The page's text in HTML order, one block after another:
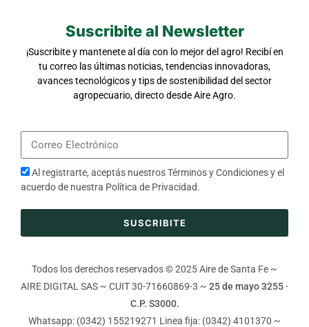
Suscribite al Newsletter
¡Suscribite y mantenete al día con lo mejor del agro! Recibí en
tu correo las últimas noticias, tendencias innovadoras,
avances tecnológicos y tips de sostenibilidad del sector
agropecuario, directo desde Aire Agro.
Al registrarte, aceptás nuestrosTérminos y Condicionesy el
acuerdo de nuestra Política de Privacidad.
SUSCRIBITE
Todos los derechos reservados © 2025 Aire de Santa Fe ~
AIRE DIGITAL SAS ~ CUIT 30-71660869-3 ~ 25 de mayo 3255 ·
C.P. S3000.
Whatsapp: (0342) 155219271 Linea fija: (0342) 4101370 ~